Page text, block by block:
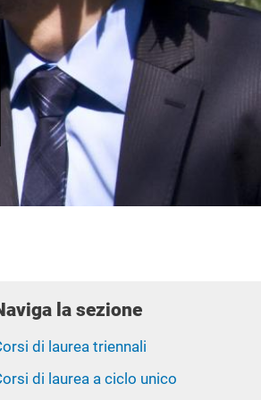
la sezione
di laurea triennali
di laurea a ciclo unico